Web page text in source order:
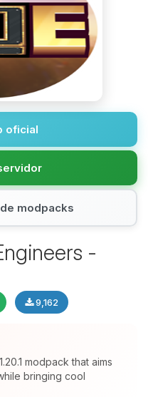
oficial
modpacks
-
9,162
modpack that aims
bringing cool
tu pequeno
Cuentame
mis
ayudarte.